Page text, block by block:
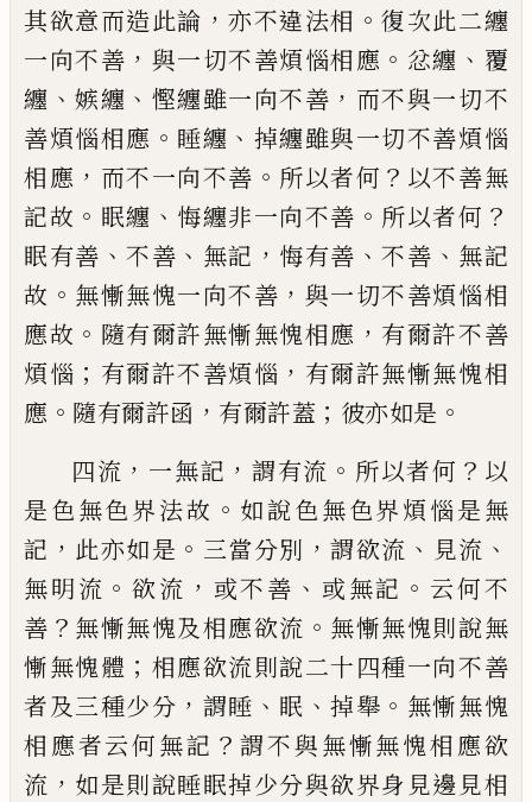
其欲意而造此論 ，亦不違法相 。復次此二纏
一向不善 ， 與一切不善煩惱相應 。 忿纏 、 覆
纏 、嫉纏 、 慳纏雖一向不善 ， 而不與一切不
善煩惱相應 。 睡纏 、 掉纏雖與一切不善煩惱
相應 ， 而不一向不善 。 所以者何 ？ 以不善無
記故 。 眠纏 、 悔纏非一向不善 。 所以者何 ？
眠有善 、不善 、 無記 ， 悔有善 、不善 、 無記
故 。 無慚無愧一向不善 ， 與一切不善煩惱相
應故 。 隨有爾許無慚無愧相應 ， 有爾許不善
煩惱 ； 有爾許不善煩惱 ， 有爾許無慚無愧相
應 。 隨有爾許函 ， 有爾許蓋 ； 彼亦如是 。
四流 ， 一無記 ，謂有流 。 所以者何 ？ 以
是色無色界法故 。 如說色無色界煩惱是無
記 ， 此亦如是 。 三當分別 ，謂欲流 、 見流 、
無明流 。欲流 ， 或不善 、 或無記 。 云何不
善 ？ 無慚無愧及相應欲流 。 無慚無愧則說無
慚無愧體 ； 相應欲流則說二十四種一向不善
者及三種少分 ， 謂睡 、 眠 、掉舉 。 無慚無愧
相應者云何無記 ？謂不與無慚無愧相應欲
流 ， 如是則說睡眠掉少分與欲界身見邊 見相